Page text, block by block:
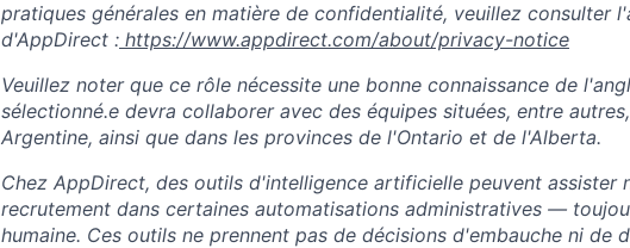
pratiques générales en matière de confidentialité, veuillez consulter
d'AppDirect : https://www.appdirect.com/about/privacy-notice
Veuillez noter que ce rôle nécessite une bonne connaissance de
sélectionné.e devra collaborer avec des équipes situées, entre
Argentine, ainsi que dans les provinces de l'Ontario et de l'Alberta.
Chez AppDirect, des outils d'intelligence artificielle peuvent assister
recrutement dans certaines automatisations administratives —
humaine. Ces outils ne prennent pas de décisions d'embauche ni de